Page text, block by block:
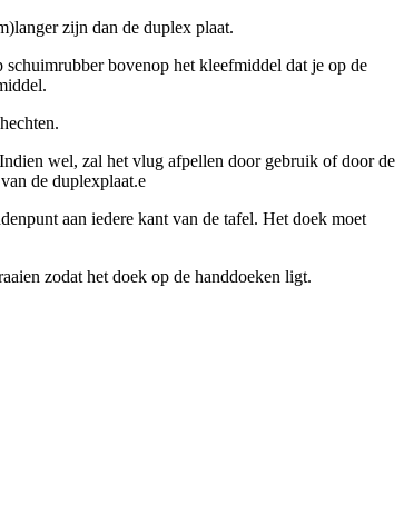
zijn dan de duplex plaat.
schuimrubber bovenop het kleefmiddel dat je op de
wel, zal het vlug afpellen door gebruik of door de
de duplexplaat.e
aan iedere kant van de tafel. Het doek moet
zodat het doek op de handdoeken ligt.